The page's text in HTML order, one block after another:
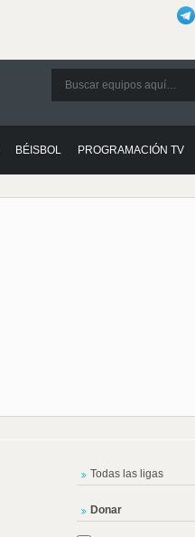
BÉISBOL PROGRAMACIÓN TV
Todas las ligas
Donar